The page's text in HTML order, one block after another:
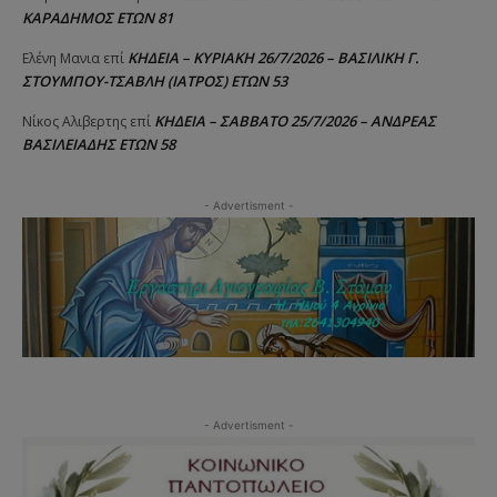
ΚΑΡΑΔΗΜΟΣ ΕΤΩΝ 81
Ελένη Μανια επί ΚΗΔΕΙΑ – ΚΥΡΙΑΚΗ 26/7/2026 – ΒΑΣΙΛΙΚΗ Γ.
ΣΤΟΥΜΠΟΥ-ΤΣΑΒΛΗ (ΙΑΤΡΟΣ) ΕΤΩΝ 53
Νίκος Αλιβερτης επί ΚΗΔΕΙΑ – ΣΑΒΒΑΤΟ 25/7/2026 – ΑΝΔΡΕΑΣ
ΒΑΣΙΛΕΙΑΔΗΣ ΕΤΩΝ 58
- Advertisment -
- Advertisment -